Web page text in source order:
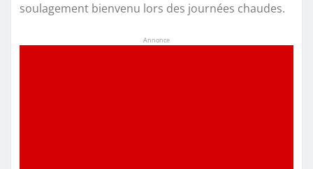
soulagement bienvenu lors des journées chaudes.
Annonce